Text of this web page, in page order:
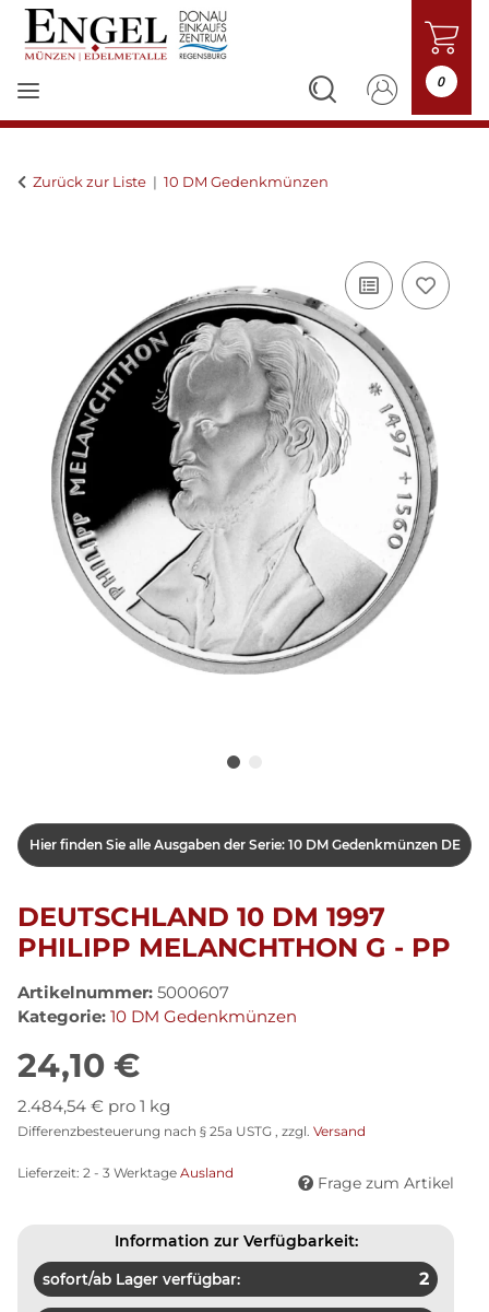
0
Zurück zur Liste 10 DM Gedenkmünzen
Hier finden Sie alle Ausgaben der Serie: 10 DM Gedenkmünzen DE
DEUTSCHLAND 10 DM 1997
PHILIPP MELANCHTHON G - PP
Artikelnummer: 5000607
Kategorie: 10 DM Gedenkmünzen
24,10 €
2.484,54 € pro 1 kg
Differenzbesteuerung nach § 25a USTG , zzgl. Versand
Lieferzeit: 2 - 3 Werktage Ausland
Frage zum Artikel
Information zur Verfügbarkeit:
sofort/ab Lager verfügbar: 2